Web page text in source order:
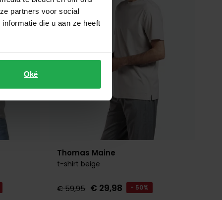
partners voor social
die u aan ze heeft
Oké
Thomas Maine
t-shirt beige
€ 59,95 € 29,98 - 50%